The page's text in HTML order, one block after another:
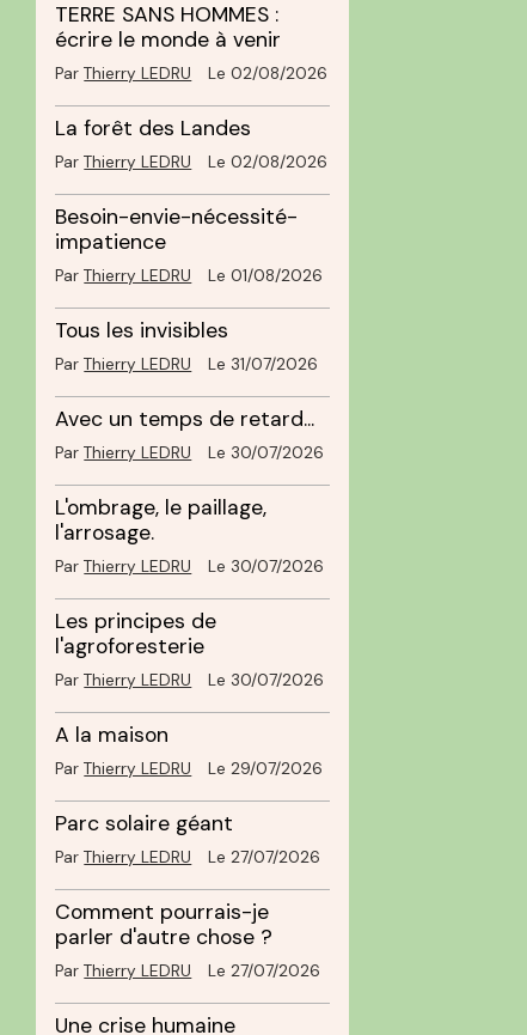
TERRE SANS HOMMES :
écrire le monde à venir
ParThierry LEDRU Le 02/08/2026
La forêt des Landes
ParThierry LEDRU Le 02/08/2026
Besoin-envie-nécessité-
impatience
ParThierry LEDRU Le 01/08/2026
Tous les invisibles
ParThierry LEDRU Le 31/07/2026
Avec un temps de retard...
ParThierry LEDRU Le 30/07/2026
L'ombrage, le paillage,
l'arrosage.
ParThierry LEDRU Le 30/07/2026
Les principes de
l'agroforesterie
ParThierry LEDRU Le 30/07/2026
A la maison
ParThierry LEDRU Le 29/07/2026
Parc solaire géant
ParThierry LEDRU Le 27/07/2026
Comment pourrais-je
parler d'autre chose ?
ParThierry LEDRU Le 27/07/2026
Une crise humaine